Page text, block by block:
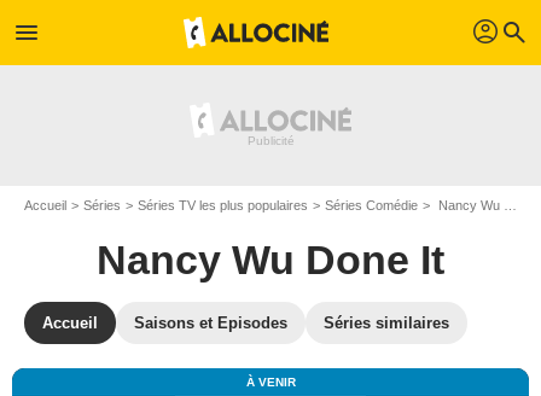
menu profil search
Accueil Séries Séries TV les plus populaires Séries Comédie Nancy Wu Done It
Nancy Wu Done It
Accueil Saisons et Episodes Séries similaires
À VENIR